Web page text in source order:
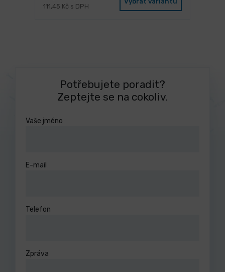
111,45 Kč s DPH
Potřebujete poradit?
Zeptejte se na cokoliv.
Vaše jméno
E-mail
Telefon
Zpráva